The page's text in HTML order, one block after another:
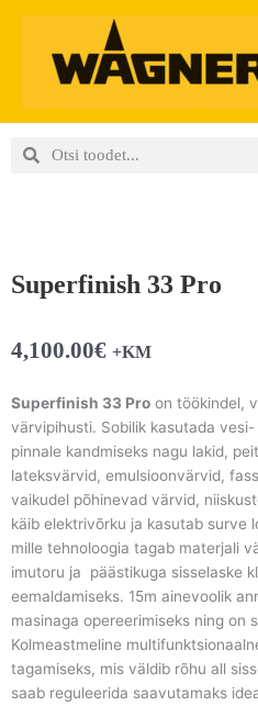
content
SearchSearch
Superfinish 33 Pro
4,100.00€ +KM
Superfinish 33 Pro on töökindel,
värvipihusti. Sobilik kasutada
pinnale kandmiseks nagu lakid,
lateksvärvid, emulsioonvärvid,
vaikudel põhinevad värvid,
käib elektrivõrku ja kasutab surve
mille tehnoloogia tagab materjali
imutoru ja päästikuga sisselaske
eemaldamiseks. 15m ainevoolik
masinaga opereerimiseks ning on
Kolmeastmeline
tagamiseks, mis väldib rõhu all
saab reguleerida saavutamaks